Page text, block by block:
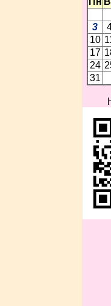
3
10
17
24
31